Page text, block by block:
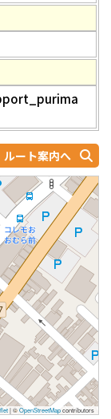
ルート案内へ
|©OpenStreetMapcontributors